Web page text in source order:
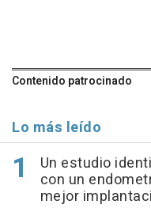
Contenido patrocinado
Lo más leído
Un estudio
con un
mejor